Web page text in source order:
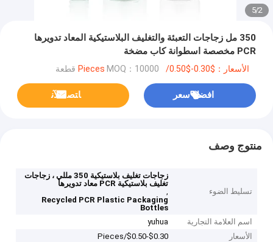
2
/
5
350 مل زجاجات التعبئة والتغليف البلاستيكية المعاد تدويرها
PCR مخصصة اسطوانة كاب مضخة
الأسعار：$0.30-$0.50/Pieces MOQ：10000 قطعة
افضل سعر ﺎﺘﺼﻟ ﺍﻶﻧ
منتوج وصف
تسليط الضوء
زجاجات تغليف بلاستيكية 350 مللي ، زجاجات
تغليف بلاستيكية PCR معاد تدويرها
,
Recycled PCR Plastic Packaging
Bottles
اسم العلامة التجارية
yuhua
الأسعار
$0.30-$0.50/Pieces